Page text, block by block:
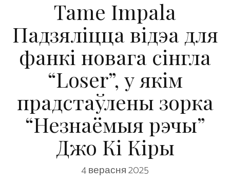
Tame Impala
Падзяліцца відэа для
фанкі новага сінгла
“Loser”, у якім
прадстаўлены зорка
“Незнаёмыя рэчы”
Джо Кі Кіры
4 верасня 2025